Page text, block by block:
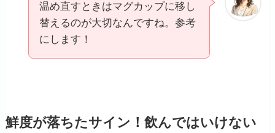
温め直すときはマグカップに移し
替えるのが大切なんですね。参考
にします！
鮮度が落ちたサイン！飲んではいけない